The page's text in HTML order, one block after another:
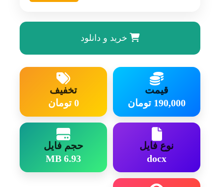
برای استفاده بهینه از قدرت موجود پیشنهاد شده
سیستم‌های فتوولتائیک ارائه می‌شوند. با توجه به
این که مسئله بازده در این سیستم‌ها از اهمیت
بالایی برخوردار است، به همین دلیل ارائه ساختارها
خرید و دانلود
قیمت
190,000 تومان
تخفیف
0 تومان
نوع فایل
docx
حجم فایل
6.93 MB